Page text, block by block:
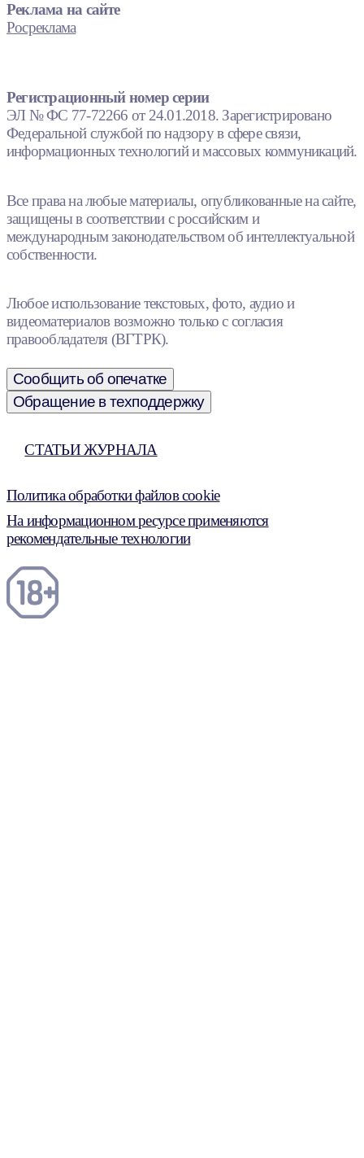
Реклама на сайте
Росреклама
Регистрационный номер серии
ЭЛ № ФС 77-72266 от 24.01.2018. Зарегистрировано
Федеральной службой по надзору в сфере связи,
информационных технологий и массовых коммуникаций.
Все права на любые материалы, опубликованные на сайте,
защищены в соответствии с российским и
международным законодательством об интеллектуальной
собственности.
Любое использование текстовых, фото, аудио и
видеоматериалов возможно только с согласия
правообладателя (ВГТРК).
Сообщить об опечатке
Обращение в техподдержку
СТАТЬИ ЖУРНАЛА
Политика обработки файлов cookie
На информационном ресурсе применяются
рекомендательные технологии